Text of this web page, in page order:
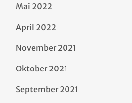
Mai 2022
April 2022
November 2021
Oktober 2021
September 2021